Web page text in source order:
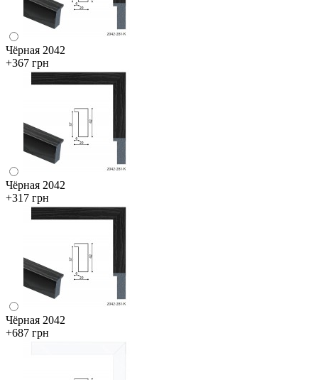
Чёрная 2042
+367 грн
Чёрная 2042
+317 грн
Чёрная 2042
+687 грн